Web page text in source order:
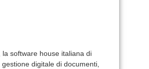
, la software house italiana di
digitale di documenti,